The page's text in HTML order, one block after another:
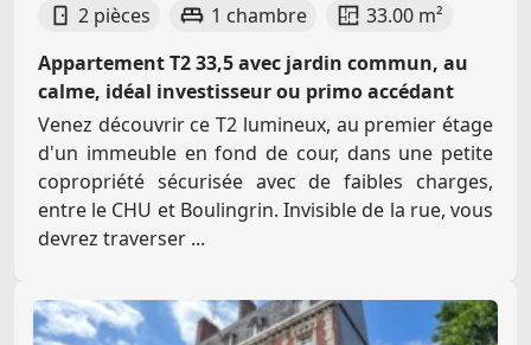
2 pièces 1 chambre
33.00 m²
Appartement T2 33,5 avec jardin commun, au
calme, idéal investisseur ou primo accédant
Venez découvrir ce T2 lumineux, au premier étage
d'un immeuble en fond de cour, dans une petite
copropriété sécurisée avec de faibles charges,
entre le CHU et Boulingrin. Invisible de la rue, vous
devrez traverser ...